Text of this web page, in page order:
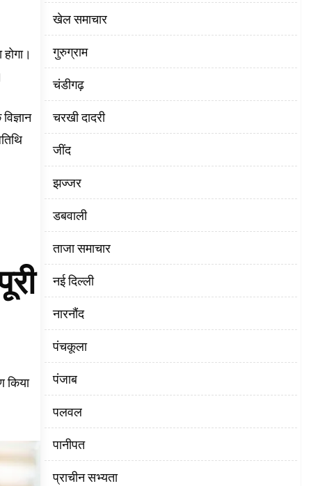
किया
खेल समाचार
गुरुग्राम
चंडीगढ़
चरखी दादरी
‌जींद
झज्जर
डबवाली
ताजा समाचार
नई दिल्ली
नारनौंद
पंचकूला
पंजाब
पलवल
पानीपत
प्राचीन सभ्यता